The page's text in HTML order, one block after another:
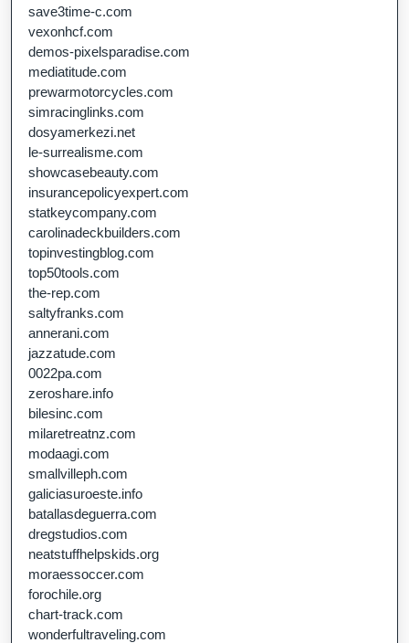
save3time-c.com
vexonhcf.com
demos-pixelsparadise.com
mediatitude.com
prewarmotorcycles.com
simracinglinks.com
dosyamerkezi.net
le-surrealisme.com
showcasebeauty.com
insurancepolicyexpert.com
statkeycompany.com
carolinadeckbuilders.com
topinvestingblog.com
top50tools.com
the-rep.com
saltyfranks.com
annerani.com
jazzatude.com
0022pa.com
zeroshare.info
bilesinc.com
milaretreatnz.com
modaagi.com
smallvilleph.com
galiciasuroeste.info
batallasdeguerra.com
dregstudios.com
neatstuffhelpskids.org
moraessoccer.com
forochile.org
chart-track.com
wonderfultraveling.com